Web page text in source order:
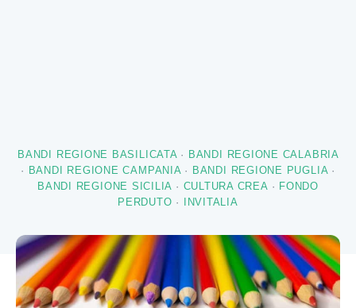
BANDI REGIONE BASILICATA· BANDI REGIONE CALABRIA
· BANDI REGIONE CAMPANIA· BANDI REGIONE PUGLIA·
BANDI REGIONE SICILIA · CULTURA CREA· FONDO
PERDUTO · INVITALIA